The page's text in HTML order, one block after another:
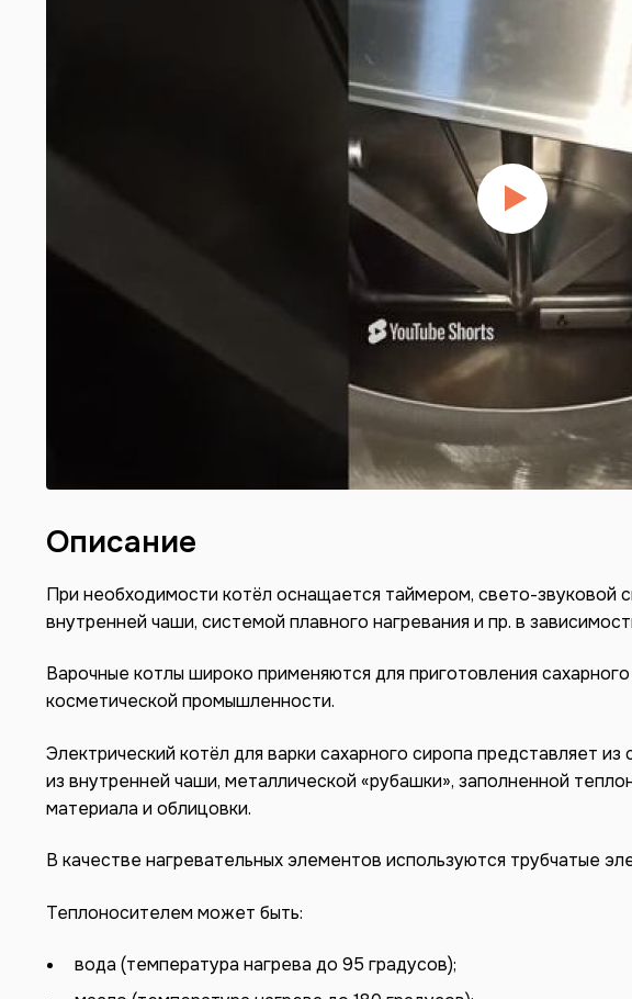
Описание
При необходимости котёл оснащается таймером, свето-звуковой
внутренней чаши, системой плавного нагревания и пр. в
Варочные котлы широко применяются для приготовления
косметической промышленности.
Электрический котёл для варки сахарного сиропа представляет
из внутренней чаши, металлической «рубашки», заполненной
материала и облицовки.
В качестве нагревательных элементов используются трубчатые
Теплоносителем может быть:
вода (температура нагрева до 95 градусов);